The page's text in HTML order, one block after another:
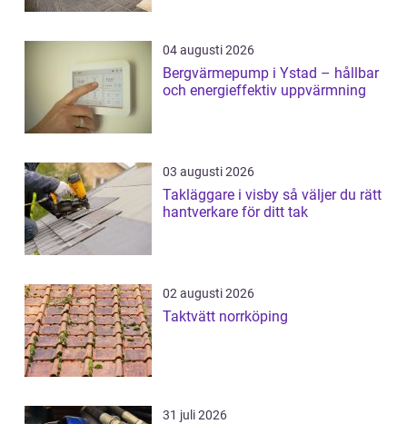
04 augusti 2026
Bergvärmepump i Ystad – hållbar
och energieffektiv uppvärmning
03 augusti 2026
Takläggare i visby så väljer du rätt
hantverkare för ditt tak
02 augusti 2026
Taktvätt norrköping
31 juli 2026